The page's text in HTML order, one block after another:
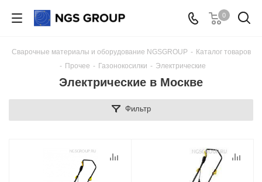
0
Сварочные материалы и оборудование NGSGROUP - Каталог товаров
- Прочее - Газонокосилки - Электрические
Электрические в Москве
Фильтр